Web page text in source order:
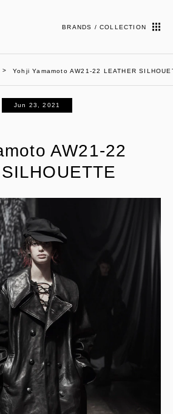
BRANDS / COLLECTION
Yohji Yamamoto AW21-22 LEATHER
Jun 23, 2021
AW21-22